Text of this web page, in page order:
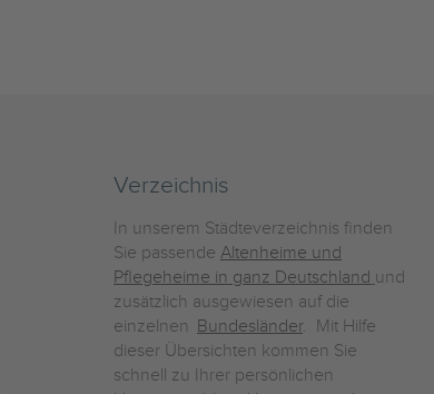
Verzeichnis
In unserem Städteverzeichnis finden
Sie passende Altenheime und
Pflegeheime in ganz Deutschland und
zusätzlich ausgewiesen auf die
einzelnen Bundesländer. Mit Hilfe
dieser Übersichten kommen Sie
schnell zu Ihrer persönlichen